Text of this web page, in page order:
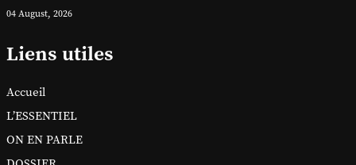
04 August, 2026
Liens utiles
Accueil
L’ESSENTIEL
ON EN PARLE